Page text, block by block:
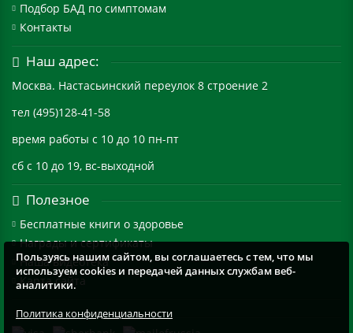
Подбор БАД по симптомам
Контакты
Наш адрес:
Москва. Настасьинский переулок 8 строение 2
тел (495)128-41-58
время работы с 10 до 10 пн-пт
сб с 10 до 19, вс-выходной
Полезное
Бесплатные книги о здоровье
Награды и сертификаты
Наша видеотека
Карта сайта
Пользуясь нашим сайтом, вы соглашаетесь с тем, что мы
используем cookies и передачей данных службам веб-
аналитики.
Политика конфиденциальности